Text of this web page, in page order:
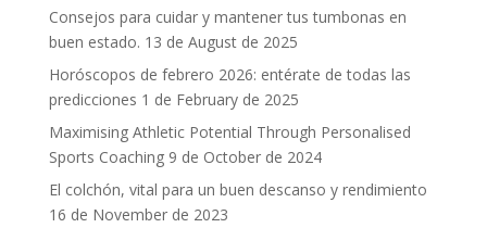
Consejos para cuidar y mantener tus tumbonas en
buen estado. 13 de August de 2025
Horóscopos de febrero 2026: entérate de todas las
predicciones 1 de February de 2025
Maximising Athletic Potential Through Personalised
Sports Coaching 9 de October de 2024
El colchón, vital para un buen descanso y rendimiento
16 de November de 2023